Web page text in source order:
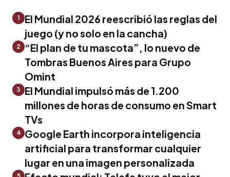
1
El Mundial 2026 reescribió las reglas del
juego (y no solo en la cancha)
2
“El plan de tu mascota”, lo nuevo de
Tombras Buenos Aires para Grupo
Omint
3
El Mundial impulsó más de 1.200
millones de horas de consumo en Smart
TVs
4 Google Earth incorpora inteligencia
artificial para transformar cualquier
lugar en una imagen personalizada